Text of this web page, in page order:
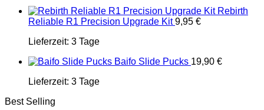
Rebirth
Reliable R1 Precision Upgrade Kit 9,95 €
Lieferzeit: 3 Tage
Baifo Slide Pucks 19,90 €
Lieferzeit: 3 Tage
Best Selling